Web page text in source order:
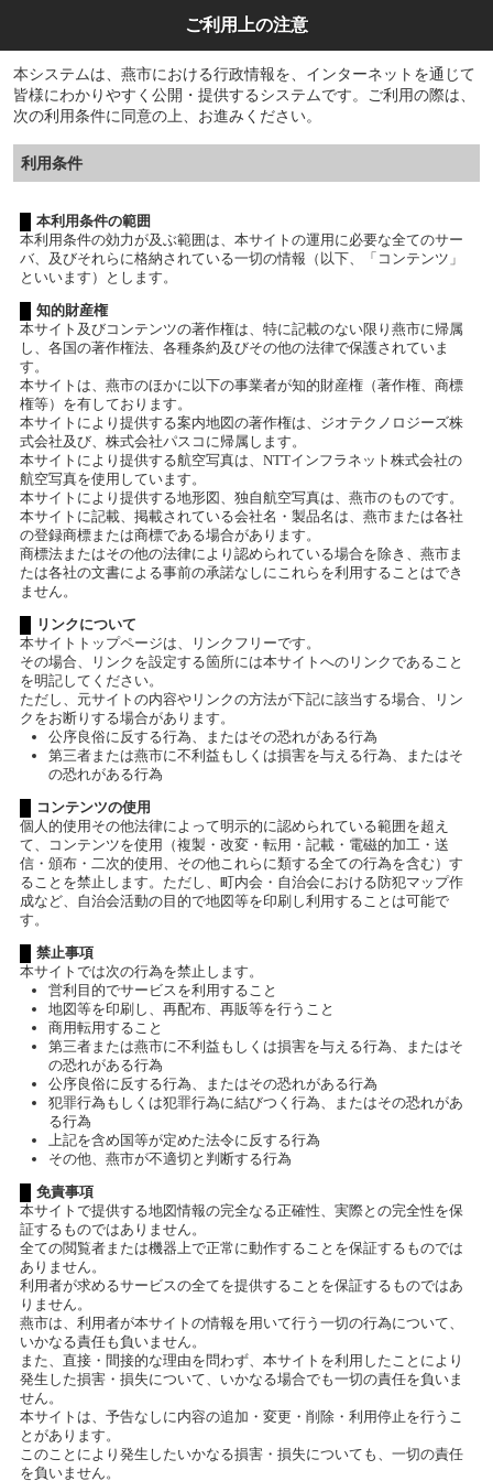
ご利用上の注意
本システムは、燕市における行政情報を、インターネットを通じて
皆様にわかりやすく公開・提供するシステムです。ご利用の際は、
次の利用条件に同意の上、お進みください。
利用条件
本利用条件の範囲
本利用条件の効力が及ぶ範囲は、本サイトの運用に必要な全てのサー
バ、及びそれらに格納されている一切の情報（以下、「コンテンツ」
といいます）とします。
知的財産権
本サイト及びコンテンツの著作権は、特に記載のない限り燕市に帰属
し、各国の著作権法、各種条約及びその他の法律で保護されていま
す。
本サイトは、燕市のほかに以下の事業者が知的財産権（著作権、商標
権等）を有しております。
本サイトにより提供する案内地図の著作権は、ジオテクノロジーズ株
式会社及び、株式会社パスコに帰属します。
本サイトにより提供する航空写真は、NTTインフラネット株式会社の
航空写真を使用しています。
本サイトにより提供する地形図、独自航空写真は、燕市のものです。
本サイトに記載、掲載されている会社名・製品名は、燕市または各社
の登録商標または商標である場合があります。
商標法またはその他の法律により認められている場合を除き、燕市ま
たは各社の文書による事前の承諾なしにこれらを利用することはでき
ません。
リンクについて
本サイトトップページは、リンクフリーです。
その場合、リンクを設定する箇所には本サイトへのリンクであること
を明記してください。
ただし、元サイトの内容やリンクの方法が下記に該当する場合、リン
クをお断りする場合があります。
公序良俗に反する行為、またはその恐れがある行為
第三者または燕市に不利益もしくは損害を与える行為、またはそ
の恐れがある行為
コンテンツの使用
個人的使用その他法律によって明示的に認められている範囲を超え
て、コンテンツを使用（複製・改変・転用・記載・電磁的加工・送
信・頒布・二次的使用、その他これらに類する全ての行為を含む）す
ることを禁止します。ただし、町内会・自治会における防犯マップ作
成など、自治会活動の目的で地図等を印刷し利用することは可能で
す。
禁止事項
本サイトでは次の行為を禁止します。
営利目的でサービスを利用すること
地図等を印刷し、再配布、再販等を行うこと
商用転用すること
第三者または燕市に不利益もしくは損害を与える行為、またはそ
の恐れがある行為
公序良俗に反する行為、またはその恐れがある行為
犯罪行為もしくは犯罪行為に結びつく行為、またはその恐れがあ
る行為
上記を含め国等が定めた法令に反する行為
その他、燕市が不適切と判断する行為
免責事項
本サイトで提供する地図情報の完全なる正確性、実際との完全性を保
証するものではありません。
全ての閲覧者または機器上で正常に動作することを保証するものでは
ありません。
利用者が求めるサービスの全てを提供することを保証するものではあ
りません。
燕市は、利用者が本サイトの情報を用いて行う一切の行為について、
いかなる責任も負いません。
また、直接・間接的な理由を問わず、本サイトを利用したことにより
発生した損害・損失について、いかなる場合でも一切の責任を負いま
せん。
本サイトは、予告なしに内容の追加・変更・削除・利用停止を行うこ
とがあります。
このことにより発生したいかなる損害・損失についても、一切の責任
を負いません。